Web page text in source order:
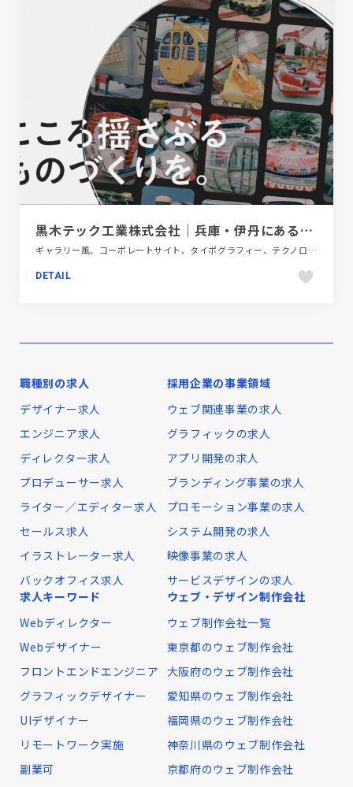
黒木テック工業株式会社｜兵庫・伊丹にある遊園地の乗り物屋さん
ギャラリー風、コーポレートサイト、タイポグラフィー、テクノロジー・サイエンス、ブラック系 、ホワイト系、大きめ写真
DETAIL
職種別の求人
デザイナー求人
エンジニア求人
ディレクター求人
プロデューサー求人
ライター／エディター求人
セールス求人
イラストレーター求人
バックオフィス求人
採用企業の事業領域
ウェブ関連事業の求人
グラフィックの求人
アプリ開発の求人
ブランディング事業の求人
プロモーション事業の求人
システム開発の求人
映像事業の求人
サービスデザインの求人
求人キーワード
Webディレクター
Webデザイナー
フロントエンドエンジニア
グラフィックデザイナー
UIデザイナー
リモートワーク実施
副業可
ウェブ・デザイン制作会社
ウェブ制作会社一覧
東京都のウェブ制作会社
大阪府のウェブ制作会社
愛知県のウェブ制作会社
福岡県のウェブ制作会社
神奈川県のウェブ制作会社
京都府のウェブ制作会社